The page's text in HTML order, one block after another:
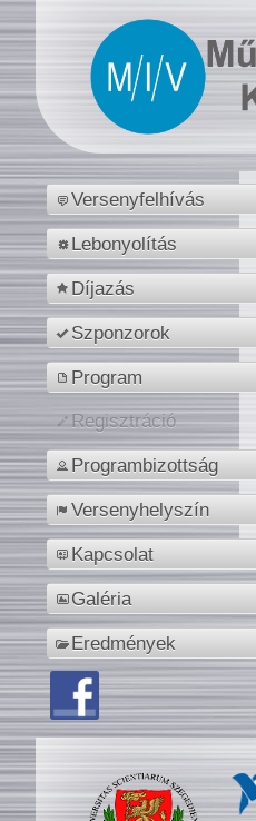
Versenyfelhívás
Lebonyolítás
Díjazás
Szponzorok
Program
Regisztráció
Programbizottság
Versenyhelyszín
Kapcsolat
Galéria
Eredmények